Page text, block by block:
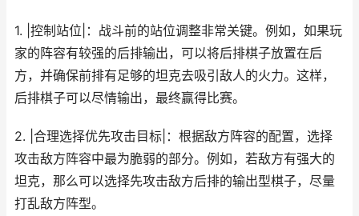
1. |控制站位|：战斗前的站位调整非常关键。例如，如果玩
家的阵容有较强的后排输出，可以将后排棋子放置在后
方，并确保前排有足够的坦克去吸引敌人的火力。这样，
后排棋子可以尽情输出，最终赢得比赛。
2. |合理选择优先攻击目标|：根据敌方阵容的配置，选择
攻击敌方阵容中最为脆弱的部分。例如，若敌方有强大的
坦克，那么可以选择先攻击敌方后排的输出型棋子，尽量
打乱敌方阵型。